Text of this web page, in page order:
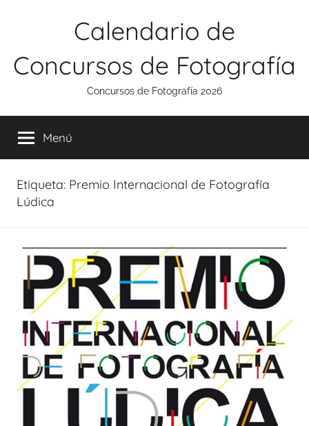
Calendario de
Concursos de Fotografía
Concursos de Fotografía 2026
Menú
Etiqueta: Premio Internacional de Fotografía
Lúdica